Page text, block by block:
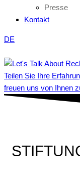
Presse
Kontakt
DE
Teilen Sie Ihre
freuen uns von Ihnen